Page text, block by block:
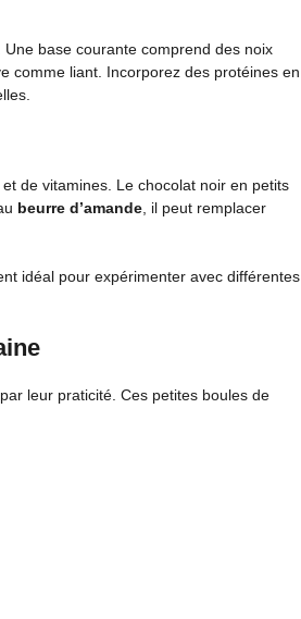
base courante comprend des noix
comme liant. Incorporez des protéines en
de vitamines. Le chocolat noir en petits
beurre d’amande, il peut remplacer
idéal pour expérimenter avec différentes
leur praticité. Ces petites boules de